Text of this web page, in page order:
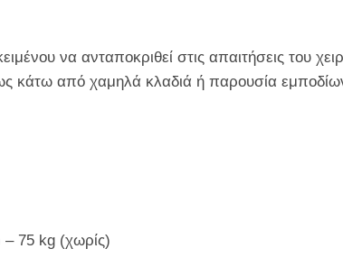
να ανταποκριθεί στις απαιτήσεις του
κάτω από χαμηλά κλαδιά ή παρουσία
– 75 kg (χωρίς)